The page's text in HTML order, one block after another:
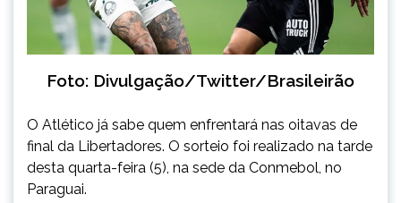
Foto: Divulgação/Twitter/Brasileirão
O Atlético já sabe quem enfrentará nas oitavas de
final da Libertadores. O sorteio foi realizado na tarde
desta quarta-feira (5), na sede da Conmebol, no
Paraguai.